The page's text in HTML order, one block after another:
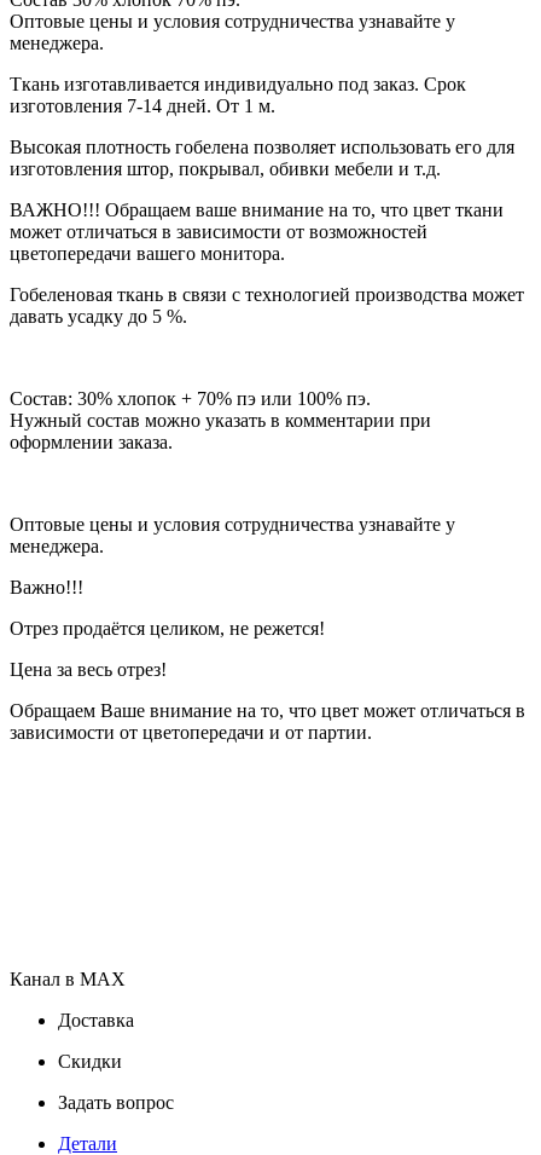
Оптовые цены и условия сотрудничества узнавайте у
менеджера.
Ткань изготавливается индивидуально под заказ. Срок
изготовления 7-14 дней. От 1 м.
Высокая плотность гобелена позволяет использовать его для
изготовления штор, покрывал, обивки мебели и т.д.
ВАЖНО!!! Обращаем ваше внимание на то, что цвет ткани
может отличаться в зависимости от возможностей
цветопередачи вашего монитора.
Гобеленовая ткань в связи с технологией производства может
давать усадку до 5 %.
Состав: 30% хлопок + 70% пэ или 100% пэ.
Нужный состав можно указать в комментарии при
оформлении заказа.
Оптовые цены и условия сотрудничества узнавайте у
менеджера.
Важно!!!
Отрез продаётся целиком, не режется!
Цена за весь отрез!
Обращаем Ваше внимание на то, что цвет может отличаться в
зависимости от цветопередачи и от партии.
Канал в MAX
Доставка
Скидки
Задать вопрос
Детали